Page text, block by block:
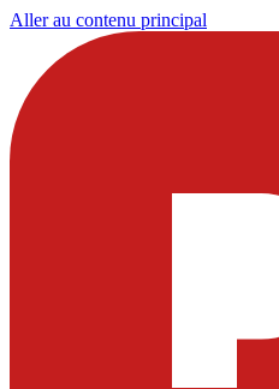
Aller au contenu principal